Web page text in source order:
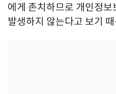
에게 존치하므로 개인정보
발생하지 않는다고 보기